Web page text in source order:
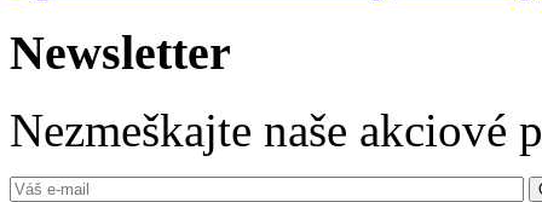
Newsletter
Nezmeškajte naše akciové